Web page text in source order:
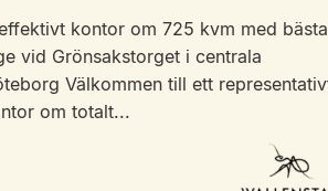
kontor om 725 kvm med bästa
vid Grönsakstorget i centrala
Välkommen till ett
om totalt...